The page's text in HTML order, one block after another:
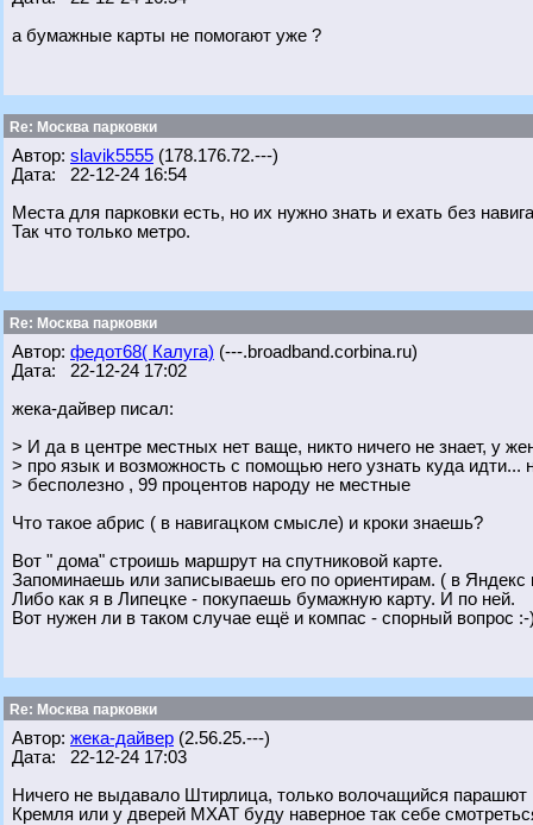
а бумажные карты не помогают уже ?
Re: Москва парковки
Автор: slavik5555 (178.176.72.---)
Дата: 22-12-24 16:54
Места для парковки есть, но их нужно знать и ехать без
Так что только метро.
Re: Москва парковки
Автор: федот68( Калуга) (---.broadband.corbina.ru)
Дата: 22-12-24 17:02
жека-дайвер писал:
> И да в центре местных нет ваще, никто ничего не знает, у
> про язык и возможность с помощью него узнать куда идти...
> бесполезно , 99 процентов народу не местные
Что такое абрис ( в навигацком смысле) и кроки знаешь?
Вот " дома" строишь маршрут на спутниковой карте.
Запоминаешь или записываешь его по ориентирам. ( в Яндекс
Либо как я в Липецке - покупаешь бумажную карту. И по ней.
Вот нужен ли в таком случае ещё и компас - спорный вопрос :-
Re: Москва парковки
Автор: жека-дайвер (2.56.25.---)
Дата: 22-12-24 17:03
Ничего не выдавало Штирлица, только волочащийся
Кремля или у дверей МХАТ буду наверное так себе